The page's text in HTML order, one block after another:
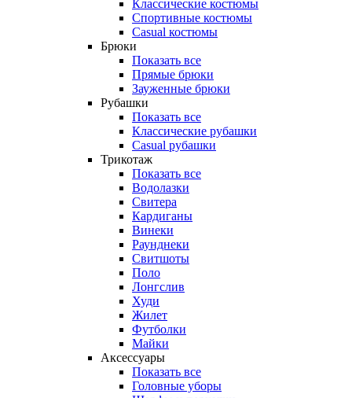
Классические костюмы
Спортивные костюмы
Casual костюмы
Брюки
Показать все
Прямые брюки
Зауженные брюки
Рубашки
Показать все
Классические рубашки
Casual рубашки
Трикотаж
Показать все
Водолазки
Свитера
Кардиганы
Винеки
Раунднеки
Свитшоты
Поло
Лонгслив
Худи
Жилет
Футболки
Майки
Аксессуары
Показать все
Головные уборы